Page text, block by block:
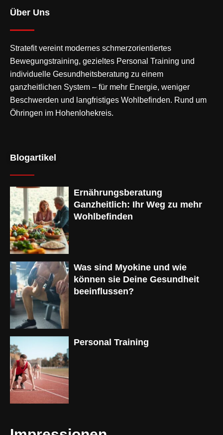
Über Uns
Stratefit vereint modernes schmerzorientiertes
Bewegungstraining, gezieltes Personal Training und
individuelle Gesundheitsberatung zu einem
ganzheitlichen System – für mehr Energie, weniger
Beschwerden und langfristiges Wohlbefinden. Rund um
Öhringen im Hohenlohekreis.
Blogartikel
Ernährungsberatung
Ganzheitlich: Ihr Weg zu mehr
Wohlbefinden
Was sind Myokine und wie
können sie Deine Gesundheit
beeinflussen?
Personal Training